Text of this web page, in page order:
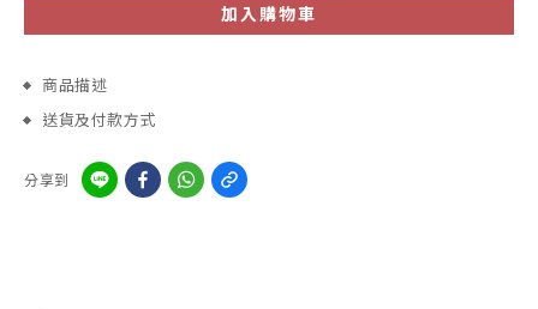
加入購物車
商品描述
送貨及付款方式
分享到